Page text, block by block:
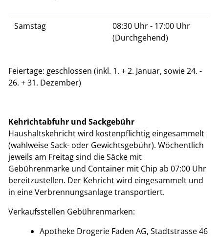
Samstag
08:30 Uhr - 17:00 Uhr
(Durchgehend)
Feiertage: geschlossen (inkl. 1. + 2. Januar, sowie 24. -
26. + 31. Dezember)
Kehrichtabfuhr und Sackgebühr
Haushaltskehricht wird kostenpflichtig eingesammelt
(wahlweise Sack- oder Gewichtsgebühr). Wöchentlich
jeweils am Freitag sind die Säcke mit
Gebührenmarke und Container mit Chip ab 07:00 Uhr
bereitzustellen. Der Kehricht wird eingesammelt und
in eine Verbrennungsanlage transportiert.
Verkaufsstellen Gebührenmarken:
Apotheke Drogerie Faden AG, Stadtstrasse 46